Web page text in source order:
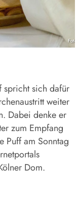
spricht sich dafür
weiter
Dabei denke er
zum Empfang
Puff am Sonntag
Dom.